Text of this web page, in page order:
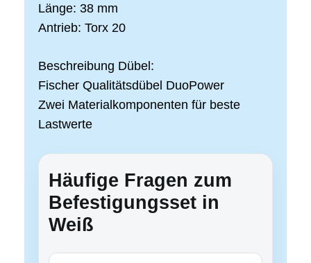
Länge: 38 mm
Antrieb: Torx 20
Beschreibung Dübel:
Fischer Qualitätsdübel DuoPower
Zwei Materialkomponenten für beste
Lastwerte
Häufige Fragen zum
Befestigungsset in
Weiß